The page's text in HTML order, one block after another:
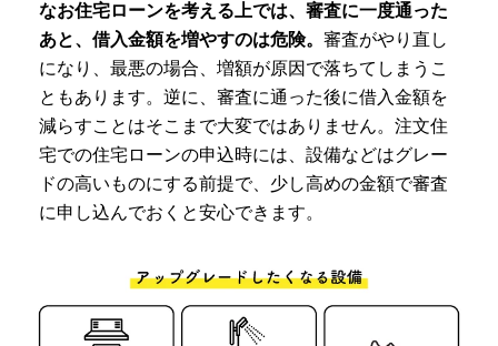
なお住宅ローンを考える上では、審査に一度通った
あと、借入金額を増やすのは危険。 審査がやり直し
になり、最悪の場合、増額が原因で落ちてしまうこ
ともあります。逆に、審査に通った後に借入金額を
減らすことはそこまで大変ではありません。注文住
宅での住宅ローンの申込時には、設備などはグレー
ドの高いものにする前提で、 少し高めの金額で審査
に申し込んでおくと安心できます。